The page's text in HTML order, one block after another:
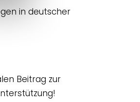
in deutscher
Beitrag zur